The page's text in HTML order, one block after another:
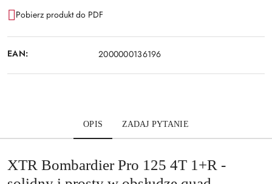
Pobierz produkt do PDF
EAN: 2000000136196
OPIS ZADAJ PYTANIE
XTR Bombardier Pro 125 4T 1+R -